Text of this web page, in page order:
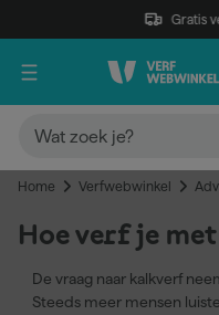
Gratis
Home Verfwebwinkel
Hoe verf je
De vraag naar kalkverf
Steeds meer mensen